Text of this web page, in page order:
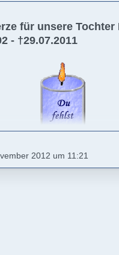
für unsere Tochter
- †29.07.2011
2012 um 11:21